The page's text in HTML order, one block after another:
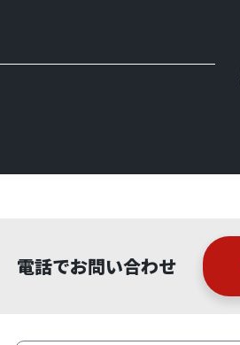
電話でお問い合わせ